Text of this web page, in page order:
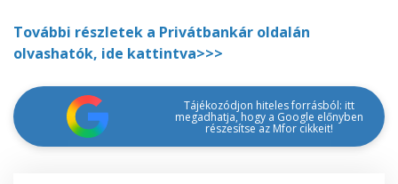
További részletek a Privátbankár oldalán
olvashatók, ide kattintva>>>
Tájékozódjon hiteles forrásból: itt
megadhatja, hogy a Google előnyben
részesítse az Mfor cikkeit!